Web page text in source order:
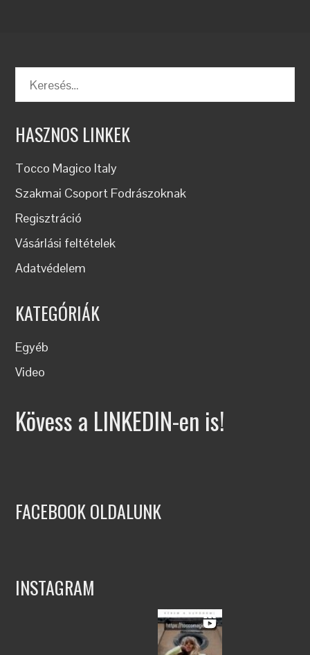
Keresés:
HASZNOS LINKEK
Tocco Magico Italy
Szakmai Csoport Fodrászoknak
Regisztráció
Vásárlási feltételek
Adatvédelem
KATEGÓRIÁK
Egyéb
Video
Kövess a LINKEDIN-en is!
FACEBOOK OLDALUNK
INSTAGRAM